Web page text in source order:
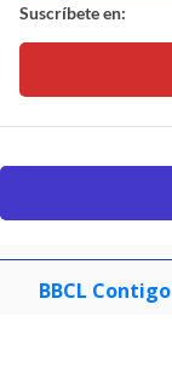
Suscríbete en:
BBCL Contigo